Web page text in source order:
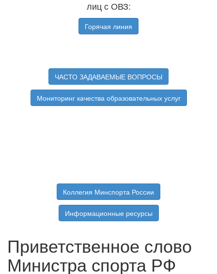
лиц с ОВЗ:
Горячая линия
ЧАСТО ЗАДАВАЕМЫЕ ВОПРОСЫ
Мониторинг качества образовательных услуг
Коллегия Минспорта России
Информационные ресурсы
Приветственное слово
Министра спорта РФ